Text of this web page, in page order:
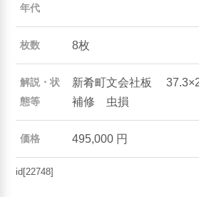
年代
枚数 8枚
解説・状
態等
新肴町文会社板
補修 虫損
価格 495,000 円
id[22748]